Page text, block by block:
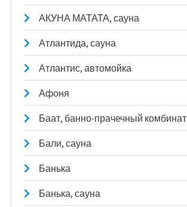
АКУНА МАТАТА, сауна
Атлантида, сауна
Атлантис, автомойка
Афоня
Баат, банно-прачечный комбинат
Бали, сауна
Банька
Банька, сауна